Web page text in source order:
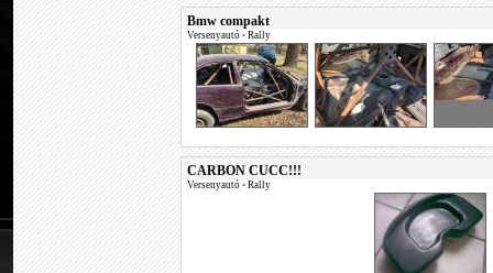
Bmw compakt
Versenyautó • Rally
CARBON CUCC!!!
Versenyautó • Rally